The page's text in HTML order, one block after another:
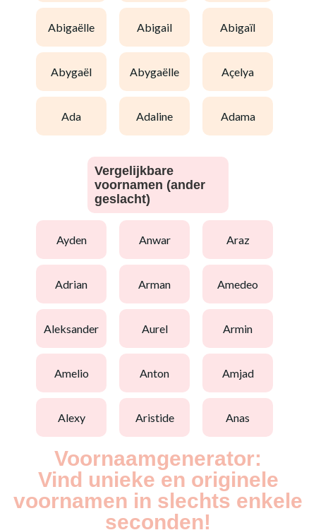
abigaëlle abigail abigaïl
abygaël abygaëlle açelya
ada adaline adama
Vergelijkbare
voornamen (ander
geslacht)
ayden anwar araz
adrian arman amedeo
aleksander aurel armin
amelio anton amjad
alexy aristide anas
Voornaamgenerator:
Vind unieke en originele
voornamen in slechts enkele
seconden!